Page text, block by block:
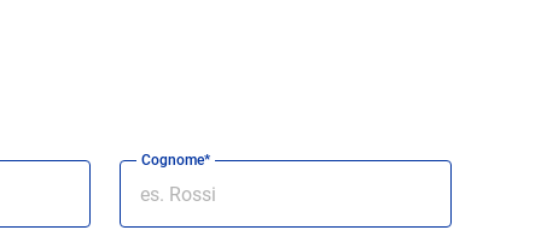
Cognome*